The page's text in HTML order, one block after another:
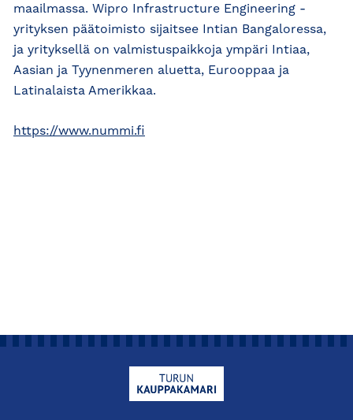
maailmassa. Wipro Infrastructure Engineering -
yrityksen päätoimisto sijaitsee Intian Bangaloressa,
ja yrityksellä on valmistuspaikkoja ympäri Intiaa,
Aasian ja Tyynenmeren aluetta, Eurooppaa ja
Latinalaista Amerikkaa.
https://www.nummi.fi